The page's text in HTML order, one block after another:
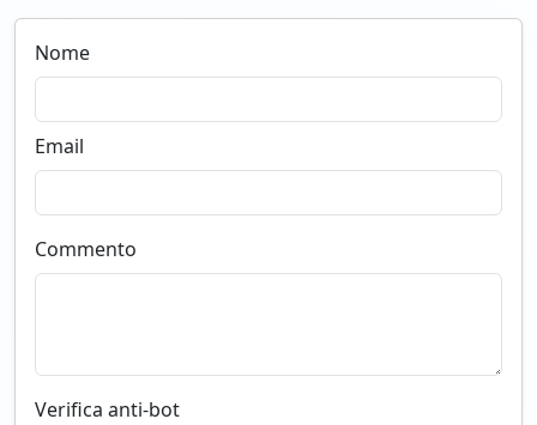
Nome
Email
Commento
Verifica anti-bot